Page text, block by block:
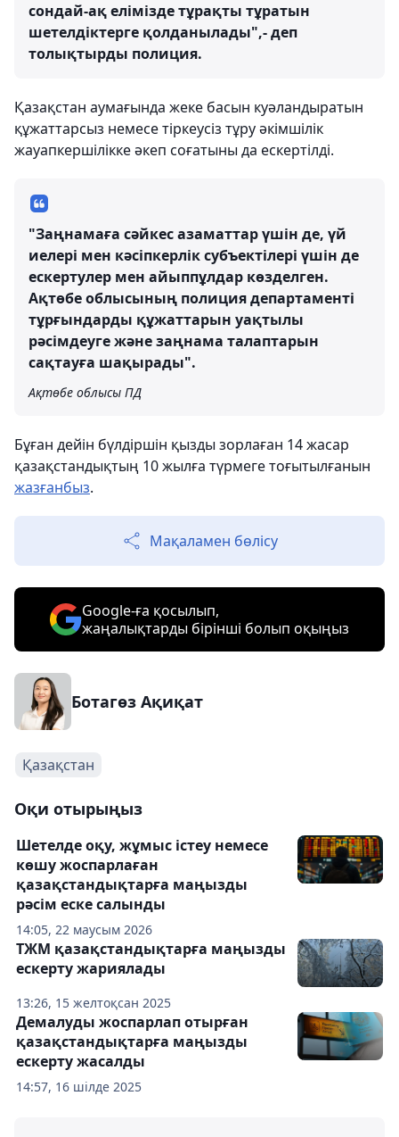
сондай-ақ елімізде тұрақты тұратын
шетелдіктерге қолданылады",- деп
толықтырды полиция.
Қазақстан аумағында жеке басын куәландыратын
құжаттарсыз немесе тіркеусіз тұру әкімшілік
жауапкершілікке әкеп соғатыны да ескертілді.
"Заңнамаға сәйкес азаматтар үшін де, үй
иелері мен кәсіпкерлік субъектілері үшін де
ескертулер мен айыппұлдар көзделген.
Ақтөбе облысының полиция департаменті
тұрғындарды құжаттарын уақтылы
рәсімдеуге және заңнама талаптарын
сақтауға шақырады".
Ақтөбе облысы ПД
Бұған дейін бүлдіршін қызды зорлаған 14 жасар
қазақстандықтың 10 жылға түрмеге тоғытылғанын
жазғанбыз.
Мақаламен бөлісу
Google-ға қосылып,
жаңалықтарды бірінші болып оқыңыз
Ботагөз Ақиқат
Қазақстан
Оқи отырыңыз
14:05, 22 маусым 2026
Шетелде оқу, жұмыс істеу немесе
көшу жоспарлаған
қазақстандықтарға маңызды
рәсім еске салынды
13:26, 15 желтоқсан 2025
ТЖМ қазақстандықтарға маңызды
ескерту жариялады
14:57, 16 шілде 2025
Демалуды жоспарлап отырған
қазақстандықтарға маңызды
ескерту жасалды